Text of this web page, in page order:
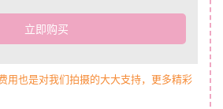
立即购买
用也是对我们拍摄的大大支持，更多精彩